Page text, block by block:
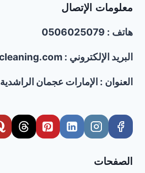
معلومات الإتصال
هاتف : 0506025079
البريد الإلكتروني : admin@kpicleaning.com
العنوان : الإمارات عجمان الراشدية3
الصفحات